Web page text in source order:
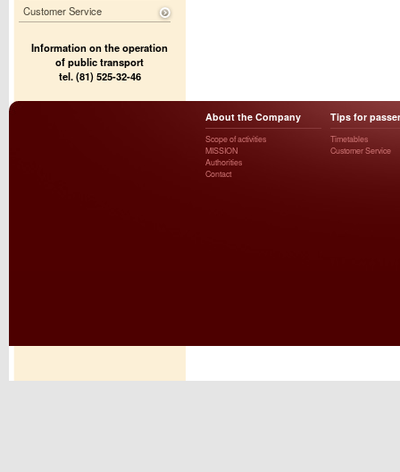
Customer Service
Information on the operation
of public transport
tel. (81) 525-32-46
About the Company
Scope of activities
MISSION
Authorities
Contact
Tips for
Timetables
Customer Service